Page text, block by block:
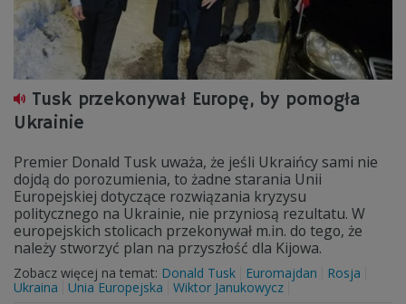
Tusk przekonywał Europę, by pomogła
Ukrainie
Premier Donald Tusk uważa, że jeśli Ukraińcy sami nie
dojdą do porozumienia, to żadne starania Unii
Europejskiej dotyczące rozwiązania kryzysu
politycznego na Ukrainie, nie przyniosą rezultatu. W
europejskich stolicach przekonywał m.in. do tego, że
należy stworzyć plan na przyszłość dla Kijowa.
Zobacz więcej na temat: Donald Tusk Euromajdan
Rosja
Ukraina
Unia Europejska Wiktor Janukowycz